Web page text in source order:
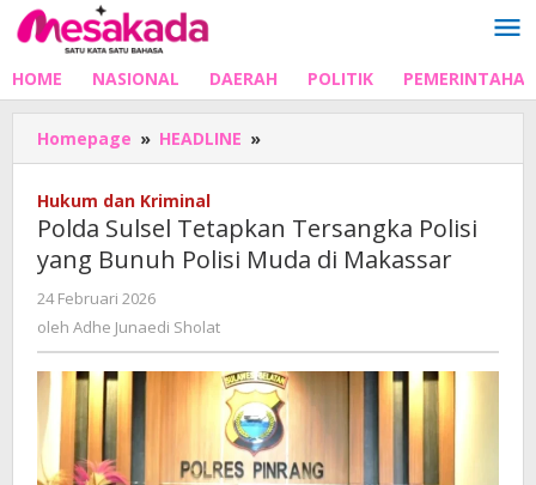
Lewati
ke
HOME NASIONAL DAERAH POLITIK
Homepage » HEADLINE »
Sulsel
Polisi
yang
Makassar
Hukum dan Kriminal
Polda Sulsel Tetapkan Tersangka Polisi
yang Bunuh Polisi Muda di Makassar
24 Februari 2026
Adhe
oleh Adhe Junaedi Sholat